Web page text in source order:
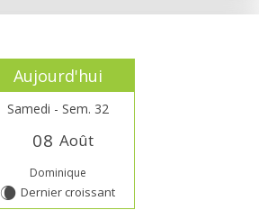
Aujourd'hui
Samedi - Sem. 32
08 Août
Dominique
W Dernier croissant